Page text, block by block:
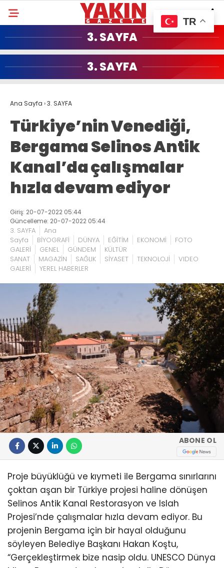
3. SAYFA
3. SAYFA
Ana Sayfa ›3. SAYFA
Türkiye’nin Venediği,
Bergama Selinos Antik
Kanal’da çalışmalar
hızla devam ediyor
Giriş: 20-07-2022 05:44
Güncelleme: 20-07-2022 05:44
3. SAYFA
Ana
Sayfa
BİYOGRAFİ DÜNYA EĞİTİM EKONOMİ
FOTO
GALERİ
GENEL GÜNDEM
KÜLTÜR
SANAT
MAGAZİN SAĞLIK SİYASET TEKNOLOJİ
VIDEO
GALERİ
YEREL HABERLER
ABONE OL
Proje büyüklüğü ve kıymeti ile Bergama sınırlarını
çoktan aşan bir Türkiye projesi haline dönüşen
Selinos Antik Kanal Restorasyon ve Islah
Projesi’nde çalışmalar hızla devam ediyor. Bu
projenin Bergama için bir hayal olduğunu
söyleyen Belediye Başkanı Hakan Koştu,
“Gerçekleştirmek bize nasip oldu. UNESCO Dünya
TR